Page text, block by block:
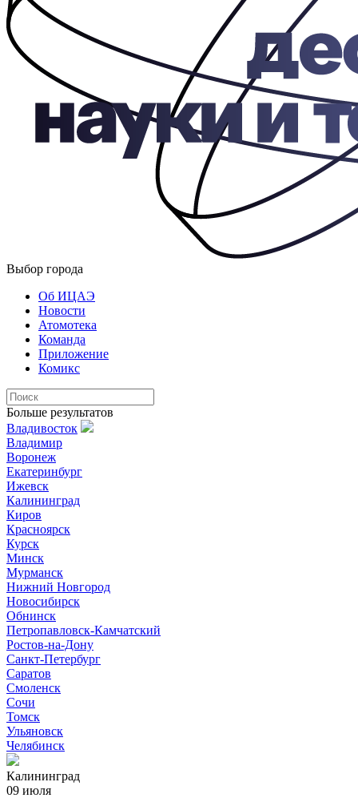
Выбор города
Об ИЦАЭ
Новости
Атомотека
Команда
Приложение
Комикс
Больше результатов
Владивосток
Владимир
Воронеж
Екатеринбург
Ижевск
Калининград
Киров
Красноярск
Курск
Минск
Мурманск
Нижний Новгород
Новосибирск
Обнинск
Петропавловск-Камчатский
Ростов-на-Дону
Санкт-Петербург
Саратов
Смоленск
Сочи
Томск
Ульяновск
Челябинск
Калининград
09 июля